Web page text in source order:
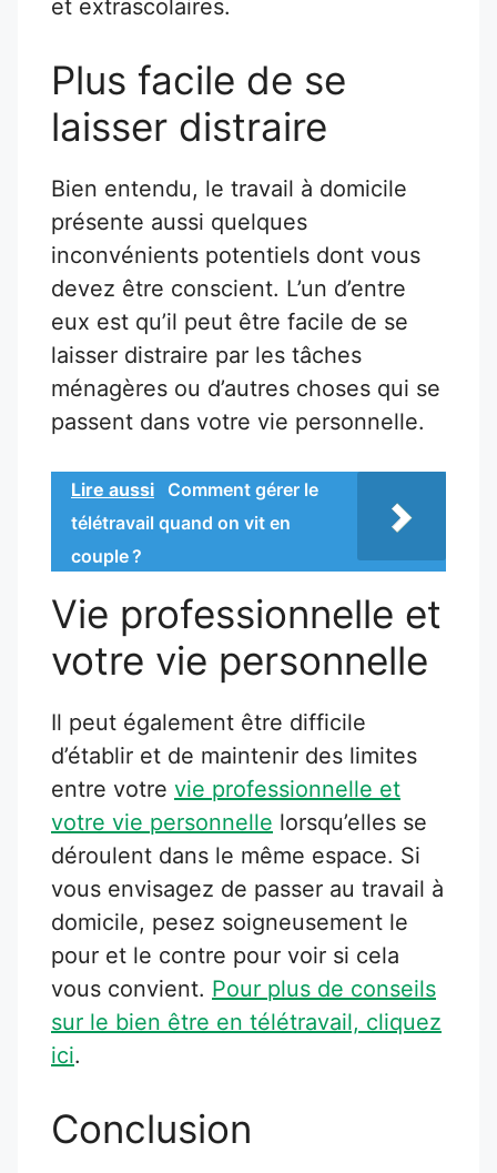
et extrascolaires.
Plus facile de se
laisser distraire
Bien entendu, le travail à domicile
présente aussi quelques
inconvénients potentiels dont vous
devez être conscient. L’un d’entre
eux est qu’il peut être facile de se
laisser distraire par les tâches
ménagères ou d’autres choses qui se
passent dans votre vie personnelle.
Lire aussi
Comment gérer le
télétravail quand on vit en
couple ?
Vie professionnelle et
votre vie personnelle
Il peut également être difficile
d’établir et de maintenir des limites
entre votre vie professionnelle et
votre vie personnelle lorsqu’elles se
déroulent dans le même espace. Si
vous envisagez de passer au travail à
domicile, pesez soigneusement le
pour et le contre pour voir si cela
vous convient. Pour plus de conseils
sur le bien être en télétravail, cliquez
ici.
Conclusion